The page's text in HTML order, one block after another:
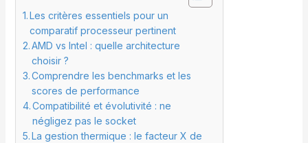
Les critères essentiels pour un
comparatif processeur pertinent
AMD vs Intel : quelle architecture
choisir ?
Comprendre les benchmarks et les
scores de performance
Compatibilité et évolutivité : ne
négligez pas le socket
La gestion thermique : le facteur X de